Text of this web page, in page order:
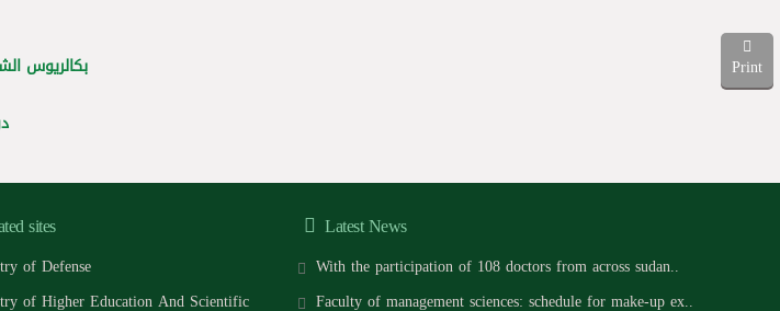
Print
بكالريوس
sites
of Defense
of Higher Education And Scientific
Latest News
With the participation of 108 doctors from across sudan..
Faculty of management sciences: schedule for make-up ex..